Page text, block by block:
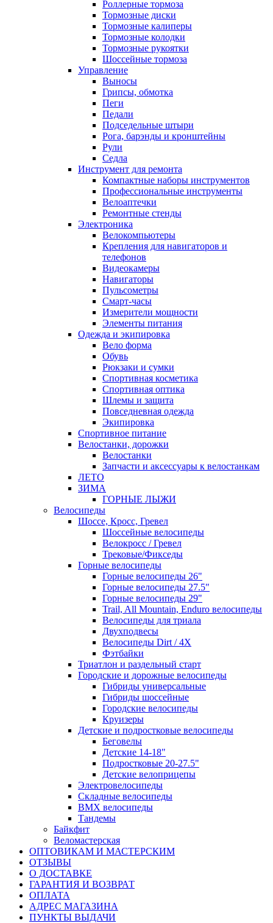
Роллерные тормоза
Тормозные диски
Тормозные калиперы
Тормозные колодки
Тормозные рукоятки
Шоссейные тормоза
Управление
Выносы
Грипсы, обмотка
Пеги
Педали
Подседельные штыри
Рога, барэнды и кронштейны
Рули
Седла
Инструмент для ремонта
Компактные наборы инструментов
Профессиональные инструменты
Велоаптечки
Ремонтные стенды
Электроника
Велокомпьютеры
Крепления для навигаторов и
телефонов
Видеокамеры
Навигаторы
Пульсометры
Смарт-часы
Измерители мощности
Элементы питания
Одежда и экипировка
Вело форма
Обувь
Рюкзаки и сумки
Спортивная косметика
Спортивная оптика
Шлемы и защита
Повседневная одежда
Экипировка
Спортивное питание
Велостанки, дорожки
Велостанки
Запчасти и аксессуары к велостанкам
ЛЕТО
ЗИМА
ГОРНЫЕ ЛЫЖИ
Велосипеды
Шоссе, Кросс, Гревел
Шоссейные велосипеды
Велокросс / Гревел
Трековые/Фикседы
Горные велосипеды
Горные велосипеды 26"
Горные велосипеды 27.5"
Горные велосипеды 29"
Trail, All Mountain, Enduro велосипеды
Велосипеды для триала
Двухподвесы
Велосипеды Dirt / 4X
Фэтбайки
Триатлон и раздельный старт
Городские и дорожные велосипеды
Гибриды универсальные
Гибриды шоссейные
Городские велосипеды
Круизеры
Детские и подростковые велосипеды
Беговелы
Детские 14-18"
Подростковые 20-27.5"
Детские велоприцепы
Электровелосипеды
Складные велосипеды
BMX велосипеды
Тандемы
Байкфит
Веломастерская
ОПТОВИКАМ И МАСТЕРСКИМ
ОТЗЫВЫ
О ДОСТАВКЕ
ГАРАНТИЯ И ВОЗВРАТ
ОПЛАТА
АДРЕС МАГАЗИНА
ПУНКТЫ ВЫДАЧИ